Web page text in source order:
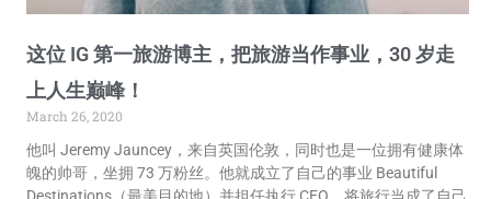
这位 IG 第一旅游博主，把旅游当作事业，30 岁走
上人生巅峰！
March 26, 2020
他叫 Jeremy Jauncey，来自英国伦敦，同时也是一位拥有健康体
魄的帅哥，坐拥 73 万粉丝。他就成立了自己的事业 Beautiful